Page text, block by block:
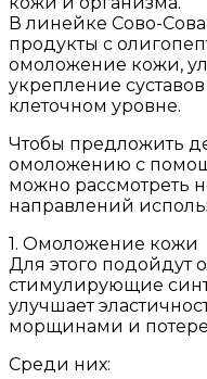
В линейке Сово-
продукты с
омоложение кожи,
укрепление
клеточном уровне.
Чтобы предложить
омоложению с
можно рассмотреть
направлений
1. Омоложение кожи
Для этого подойдут
стимулирующие
улучшает
морщинами и
Среди них: